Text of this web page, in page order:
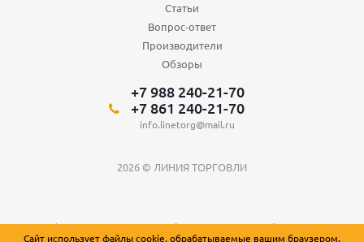
Статьи
Вопрос-ответ
Производители
Обзоры
+7 988 240-21-70
+7 861 240-21-70
info.linetorg@mail.ru
2026 © ЛИНИЯ ТОРГОВЛИ
Вся информация о товарах на сайте носит справочный характер и не
Сайт использует файлы cookie, обрабатываемые вашим браузером.